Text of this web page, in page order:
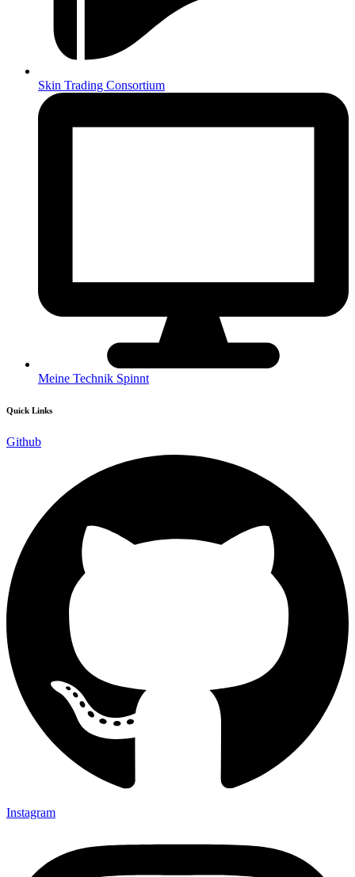
Skin Trading Consortium
Meine Technik Spinnt
Quick Links
Github
Instagram